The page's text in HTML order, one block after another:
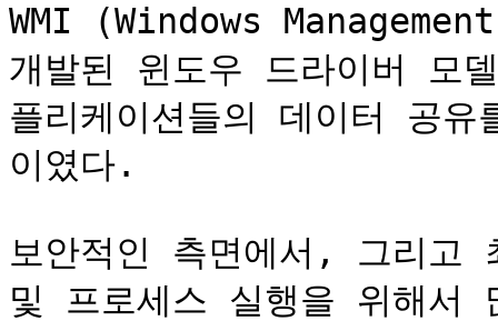
WMI (Windows
개발된 윈도우 드라이버 모
플리케이션들의 데이터 공
이였다.
보안적인 측면에서, 그리고
및 프로세스 실행을 위해서